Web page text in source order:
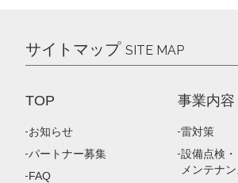
サイトマップ SITE MAP
TOP
お知らせ
パートナー募集
FAQ
事業内容
雷対策
設備点検・
メンテナン